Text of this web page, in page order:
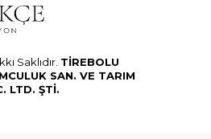
Saklıdır. TİREBOLU
SAN. VE TARIM
LTD. ŞTİ.